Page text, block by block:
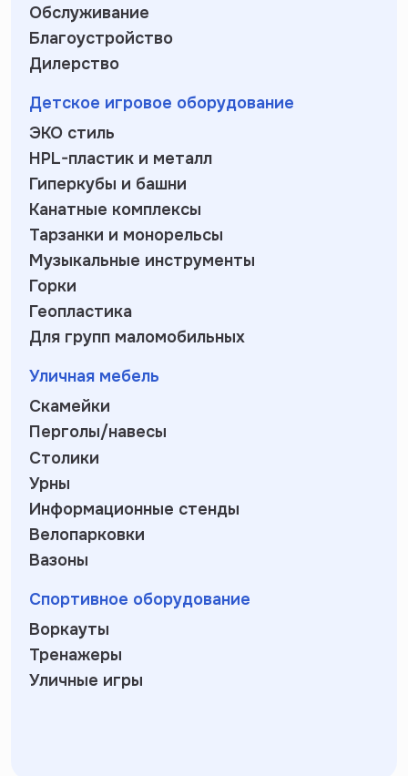
Обслуживание
Благоустройство
Дилерство
Детское игровое оборудование
ЭКО стиль
HPL-пластик и металл
Гиперкубы и башни
Канатные комплексы
Тарзанки и монорельсы
Музыкальные инструменты
Горки
Геопластика
Для групп маломобильных
Уличная мебель
Скамейки
Перголы/навесы
Столики
Урны
Информационные стенды
Велопарковки
Вазоны
Спортивное оборудование
Воркауты
Тренажеры
Уличные игры